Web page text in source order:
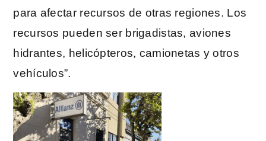
para afectar recursos de otras regiones. Los
recursos pueden ser brigadistas, aviones
hidrantes, helicópteros, camionetas y otros
vehículos”.